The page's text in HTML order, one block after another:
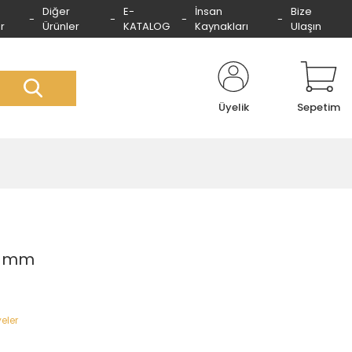
Diğer
Ürünler
E-
KATALOG
İnsan
Kaynakları
Bize
Ulaşın
Üyelik Sepetim
mm